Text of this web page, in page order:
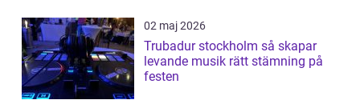
02 maj 2026
Trubadur stockholm så skapar
levande musik rätt stämning på
festen